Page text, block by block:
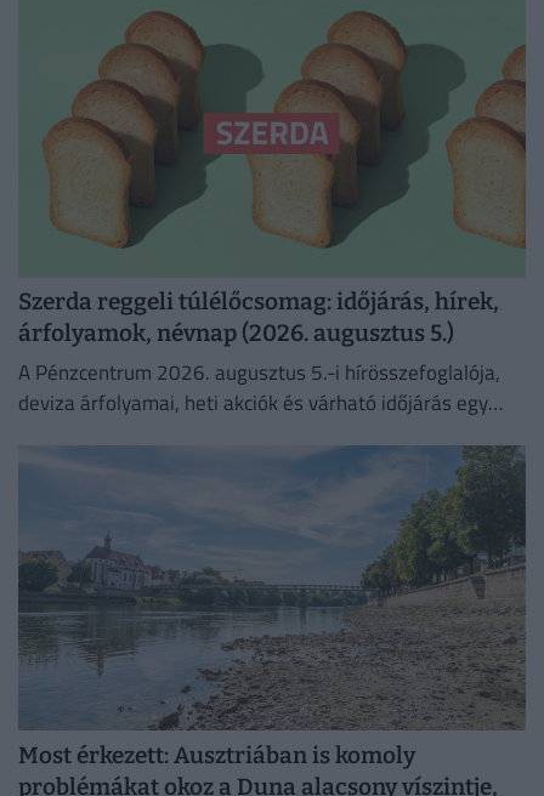
Szerda reggeli túlélőcsomag: időjárás, hírek,
árfolyamok, névnap (2026. augusztus 5.)
A Pénzcentrum 2026. augusztus 5.-i hírösszefoglalója,
deviza árfolyamai, heti akciók és várható időjárás egy
Most érkezett: Ausztriában is komoly
problémákat okoz a Duna alacsony víszintje,